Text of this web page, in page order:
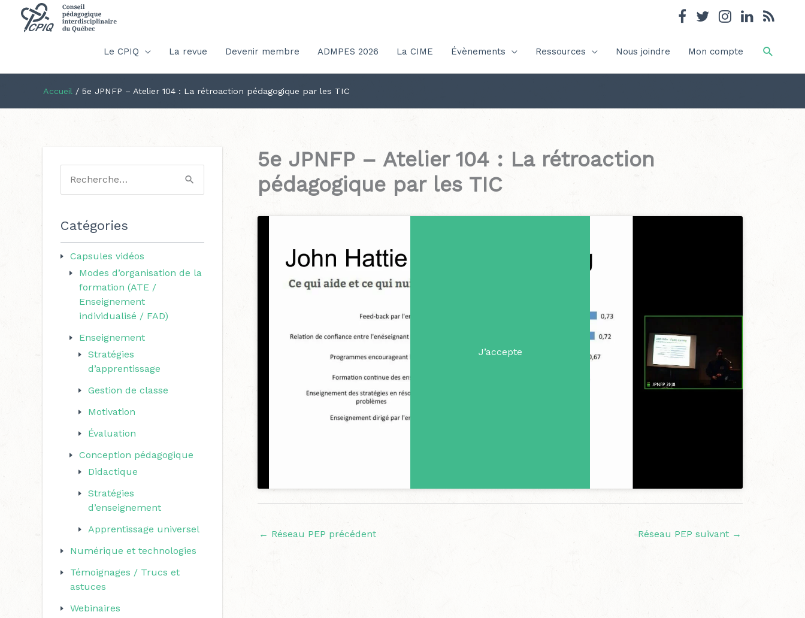
Le CPIQ La revue Devenir membre ADMPES 2026 La CIME Évènements Ressources Nous joindre Mon compte
Accueil / 5e JPNFP – Atelier 104 : La rétroaction pédagogique par les TIC
c
h
e
Catégories
Capsules vidéos
Modes d’organisation de la
formation (ATE /
Enseignement
individualisé / FAD)
Enseignement
Stratégies
d’apprentissage
Gestion de classe
Motivation
Évaluation
Conception pédagogique
Didactique
Stratégies
d’enseignement
Apprentissage universel
Numérique et technologies
Témoignages / Trucs et
astuces
Webinaires
5e JPNFP – Atelier 104 : La rétroaction
pédagogique par les TIC
J’accepte
← Réseau PEP précédent Réseau PEP suivant →